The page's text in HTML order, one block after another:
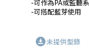
-可作為PA或監聽
-可搭配藍芽使用
download_for_offline未提供型錄